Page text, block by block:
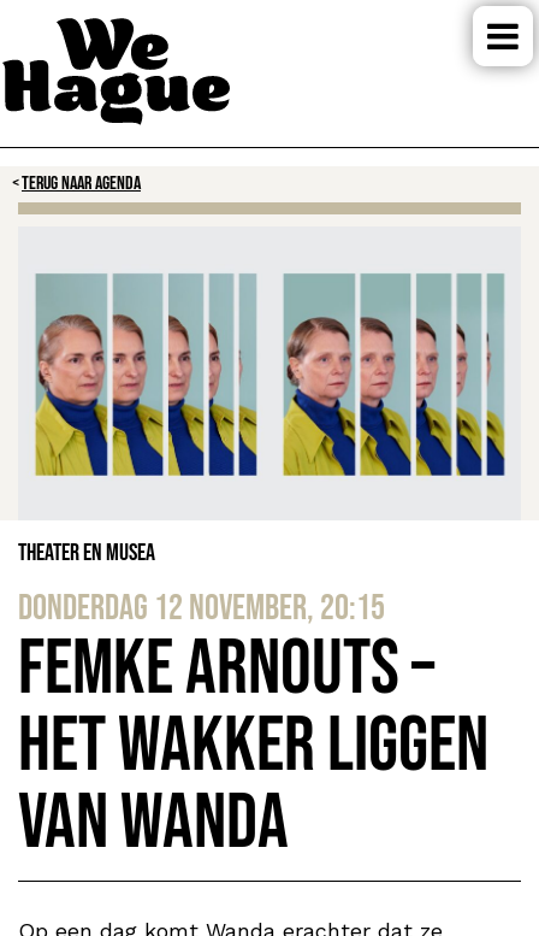
TERUG NAAR AGENDA
Theater en Musea
donderdag 12 november, 20:15
Femke Arnouts –
Het wakker liggen
van Wanda